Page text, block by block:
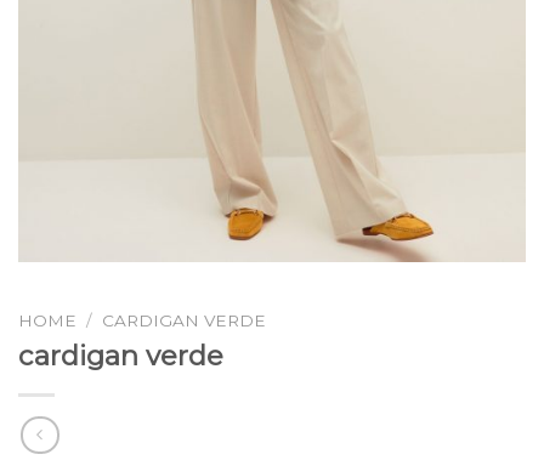
HOME / CARDIGAN VERDE
cardigan verde